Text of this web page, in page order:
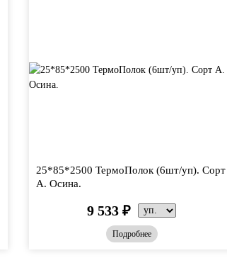
25*85*2500 ТермоПолок (6шт/уп). Сорт
А. Осина.
9 533 ₽
Подробнее